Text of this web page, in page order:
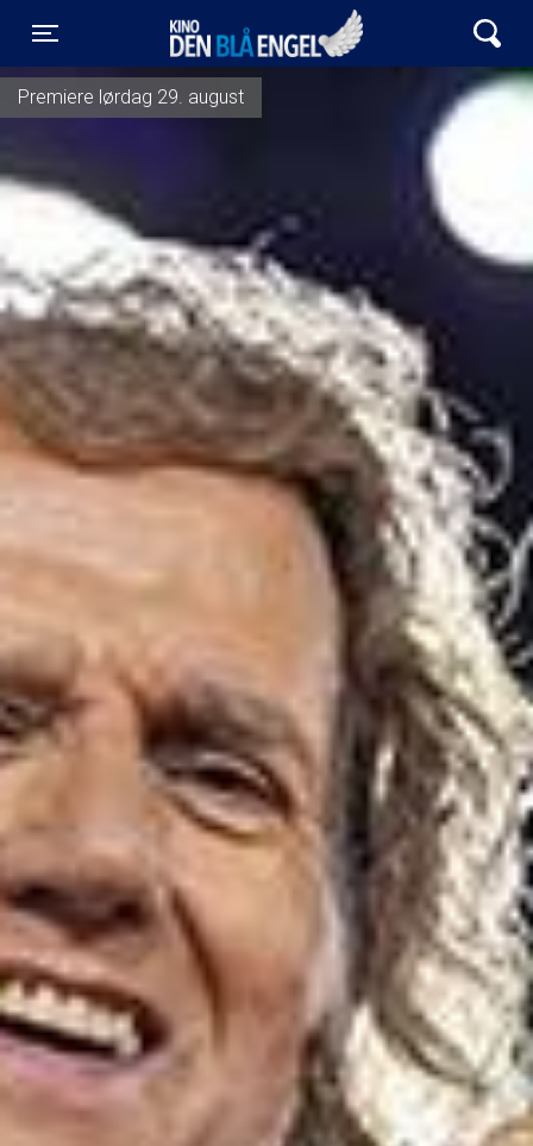
Toggle navigation
Kino Den Blå Engel
Premiere lørdag 29. august